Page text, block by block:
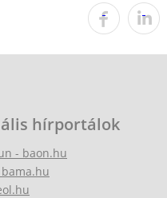
hírportálok
- baon.hu